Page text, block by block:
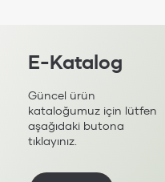
E-Katalog
Güncel ürün
kataloğumuz için lütfen
aşağıdaki butona
tıklayınız.